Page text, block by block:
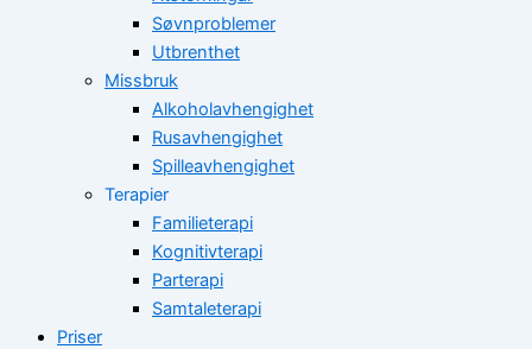
Søvnproblemer
Utbrenthet
Missbruk
Alkoholavhengighet
Rusavhengighet
Spilleavhengighet
Terapier
Familieterapi
Kognitivterapi
Parterapi
Samtaleterapi
Priser